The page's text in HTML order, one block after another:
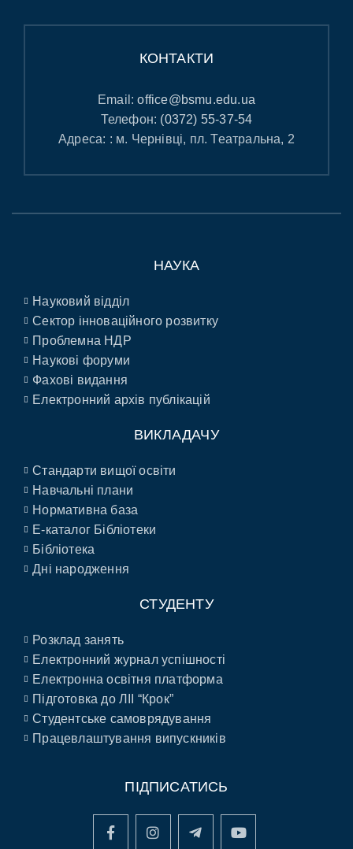
КОНТАКТИ
Email:office@bsmu.edu.ua
Телефон: (0372) 55-37-54
Адреса: : м. Чернівці, пл. Театральна, 2
НАУКА
Науковий відділ
Сектор інноваційного розвитку
Проблемна НДР
Наукові форуми
Фахові видання
Електронний архів публікацій
ВИКЛАДАЧУ
Стандарти вищої освіти
Навчальні плани
Нормативна база
E-каталог Бібліотеки
Бібліотека
Дні народження
СТУДЕНТУ
Розклад занять
Електронний журнал успішності
Електронна освітня платформа
Підготовка до ЛІІ “Крок”
Студентське самоврядування
Працевлаштування випускників
ПІДПИСАТИСЬ